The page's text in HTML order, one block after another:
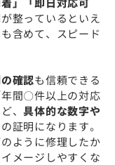
整っているといえ
含めて、スピード
確認も信頼できる
間〇件以上の対応
、具体的な数字や
証明になります。
ように修理したか
メージしやすくな